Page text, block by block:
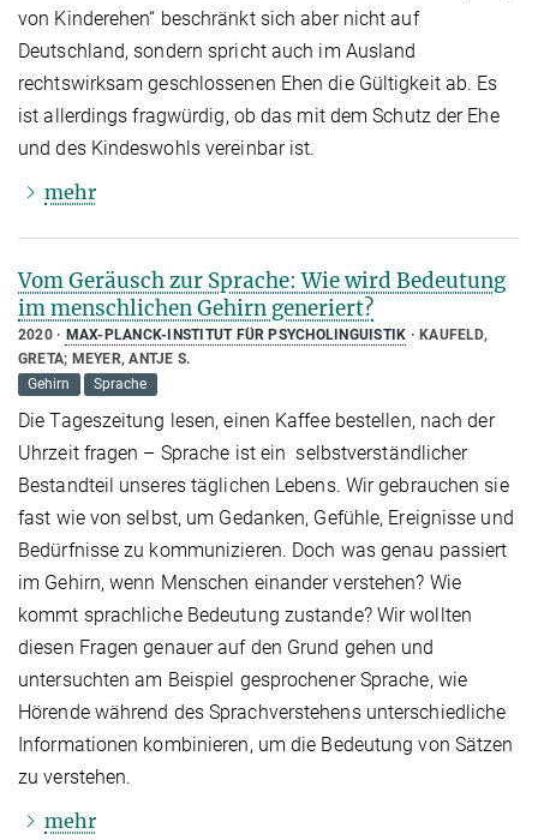
von Kinderehen“ beschränkt sich aber nicht auf
Deutschland, sondern spricht auch im Ausland
rechtswirksam geschlossenen Ehen die Gültigkeit ab. Es
ist allerdings fragwürdig, ob das mit dem Schutz der Ehe
und des Kindeswohls vereinbar ist.
mehr
Vom Geräusch zur Sprache: Wie wird Bedeutung
im menschlichen Gehirn generiert?
2020 MAX-PLANCK-INSTITUT FÜR PSYCHOLINGUISTIK
KAUFELD,
GRETA; MEYER, ANTJE S.
Gehirn
Sprache
Die Tageszeitung lesen, einen Kaffee bestellen, nach der
Uhrzeit fragen – Sprache ist ein selbstverständlicher
Bestandteil unseres täglichen Lebens. Wir gebrauchen sie
fast wie von selbst, um Gedanken, Gefühle, Ereignisse und
Bedürfnisse zu kommunizieren. Doch was genau passiert
im Gehirn, wenn Menschen einander verstehen? Wie
kommt sprachliche Bedeutung zustande? Wir wollten
diesen Fragen genauer auf den Grund gehen und
untersuchten am Beispiel gesprochener Sprache, wie
Hörende während des Sprachverstehens unterschiedliche
Informationen kombinieren, um die Bedeutung von Sätzen
zu verstehen.
mehr